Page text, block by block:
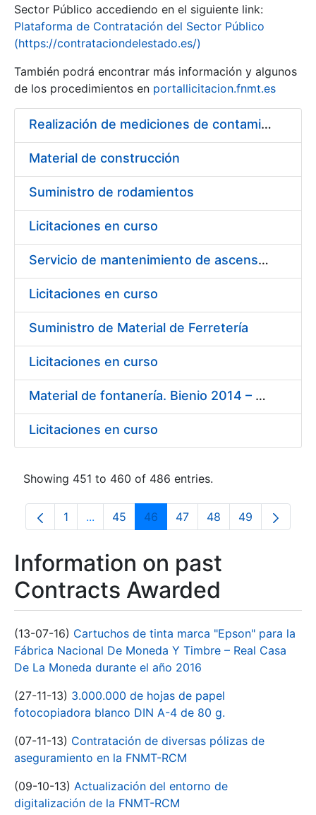
Show/Hide
Sector Público accediendo en el siguiente link:
Plataforma de Contratación del Sector Público
(https://contrataciondelestado.es/)
También podrá encontrar más información y algunos
de los procedimientos en portallicitacion.fnmt.es
Realización de mediciones de contaminantes químicos en la FNMT-RCM
Material de construcción
Suministro de rodamientos
Licitaciones en curso
Servicio de mantenimiento de ascensores-montacargas instalados en la Fábrica de Papel de Burgos durante el año 2014
Licitaciones en curso
Suministro de Material de Ferretería
Licitaciones en curso
Material de fontanería. Bienio 2014 – 2015
Licitaciones en curso
Showing 451 to 460 of 486 entries.
Page
1 ...Intermediate Pages Use TAB to navigate.
Page
45 Page
46 Page
47 Page
48 Page
49
Information on past
Contracts Awarded
(13-07-16) Cartuchos de tinta marca "Epson" para la
Fábrica Nacional De Moneda Y Timbre – Real Casa
De La Moneda durante el año 2016
(27-11-13) 3.000.000 de hojas de papel
fotocopiadora blanco DIN A-4 de 80 g.
(07-11-13) Contratación de diversas pólizas de
aseguramiento en la FNMT-RCM
(09-10-13) Actualización del entorno de
digitalización de la FNMT-RCM